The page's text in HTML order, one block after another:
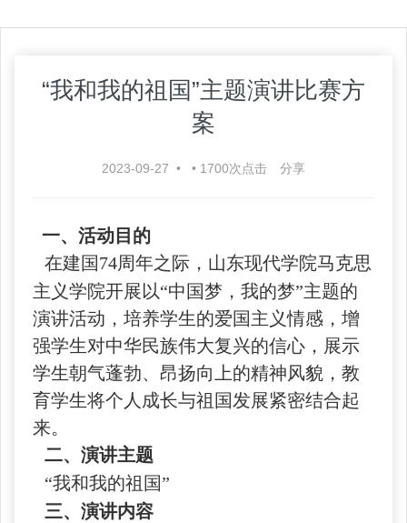
“我和我的祖国”主题演讲比赛方
案
2023-09-27 • • 1700次点击 分享
一、活动目的
在建国74周年之际，山东现代学院马克思
主义学院开展以“中国梦，我的梦”主题的
演讲活动，培养学生的爱国主义情感，增
强学生对中华民族伟大复兴的信心，展示
学生朝气蓬勃、昂扬向上的精神风貌，教
育学生将个人成长与祖国发展紧密结合起
来。
二、演讲主题
“我和我的祖国”
三、演讲内容